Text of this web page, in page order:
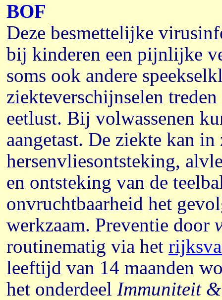
BOF
Deze besmettelijke
bij kinderen een pijnlijke
soms ook andere
ziekteverschijnselen
eetlust. Bij volwassenen
aangetast. De ziekte kan in
hersenvliesontsteking,
en ontsteking van de
onvruchtbaarheid het
werkzaam. Preventie door
routinematig via het
leeftijd van 14 maanden
het onderdeel Immuniteit